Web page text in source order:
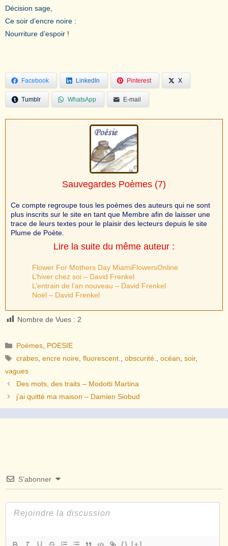
Décision sage,
Ce soir d’encre noire :
Nourriture d’espoir !
Facebook LinkedIn Pinterest X
Tumblr WhatsApp E-mail
Sauvegardes Poèmes (7)
Ce compte regroupe tous les poèmes des auteurs qui ne sont
plus inscrits sur le site en tant que Membre afin de laisser une
trace de leurs textes pour le plaisir des lecteurs depuis le site
Plume de Poète.
Lire la suite du même auteur :
Flower For Mothers Day MiamiFlowersOnline
L’hiver chez soi – David Frenkel
L’entrain de l’an nouveau – David Frenkel
Noël – David Frenkel
Nombre de Vues : 2
Catégories
Poèmes POESIE
Étiquettes
crabes ,encre noire ,fluorescent. ,obscurité. ,océan ,soir,
vagues
Des mots, des traits – Modotti Martina
j’ai quitté ma maison – Damien Siobud
S’abonner
{} [+]